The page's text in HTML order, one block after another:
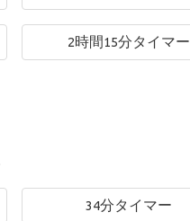
2時間15分タイマー
34分タイマー